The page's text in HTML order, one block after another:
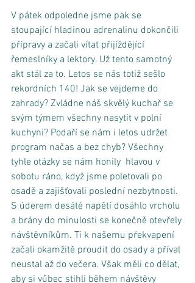
V pátek odpoledne jsme pak se
stoupající hladinou adrenalinu dokončili
přípravy a začali vítat přijíždějící
řemeslníky a lektory. Už tento samotný
akt stál za to. Letos se nás totiž sešlo
rekordních 140! Jak se vejdeme do
zahrady? Zvládne náš skvělý kuchař se
svým týmem všechny nasytit v polní
kuchyni? Podaří se nám i letos udržet
program načas a bez chyb? Všechny
tyhle otázky se nám honily  hlavou v
sobotu ráno, když jsme poletovali po
osadě a zajišťovali poslední nezbytnosti.
S úderem desáté napětí dosáhlo vrcholu
a brány do minulosti se konečně otevřely
návštěvníkům. Ti k našemu překvapení
začali okamžitě proudit do osady a příval
neustal až do večera. Však měli co dělat,
aby si vůbec stihli během návštěvy